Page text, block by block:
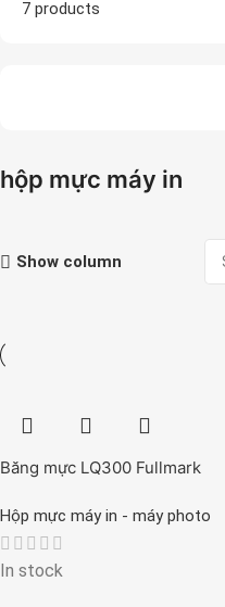
7 products
hộp mực máy in
Show column
Băng mực LQ300 Fullmark
Hộp mực máy in - máy photo
In stock